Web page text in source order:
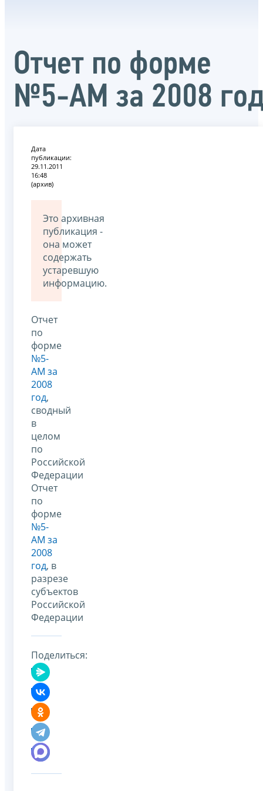
Отчет по форме
№5-АМ за 2008
Дата
публикации:
29.11.2011
16:48
(архив)
Это архивная
публикация -
она может
содержать
устаревшую
информацию.
Отчет
по
форме
№5-
АМ за
2008
год,
сводный
в
целом
по
Российской
Федерации
Отчет
по
форме
№5-
АМ за
2008
год, в
разрезе
субъектов
Российской
Федерации
Поделиться: